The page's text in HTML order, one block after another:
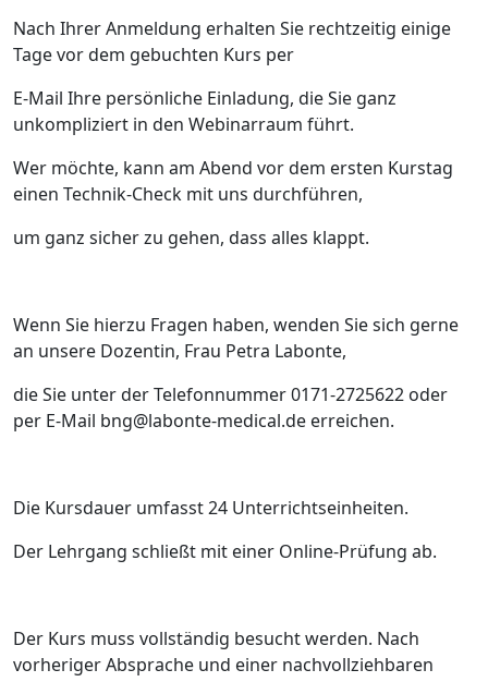
Nach Ihrer Anmeldung erhalten Sie rechtzeitig einige
Tage vor dem gebuchten Kurs per
E-Mail Ihre persönliche Einladung, die Sie ganz
unkompliziert in den Webinarraum führt.
Wer möchte, kann am Abend vor dem ersten Kurstag
einen Technik-Check mit uns durchführen,
um ganz sicher zu gehen, dass alles klappt.
Wenn Sie hierzu Fragen haben, wenden Sie sich gerne
an unsere Dozentin, Frau Petra Labonte,
die Sie unter der Telefonnummer 0171-2725622 oder
per E-Mail bng@labonte-medical.de erreichen.
Die Kursdauer umfasst 24 Unterrichtseinheiten.
Der Lehrgang schließt mit einer Online-Prüfung ab.
Der Kurs muss vollständig besucht werden. Nach
vorheriger Absprache und einer nachvollziehbaren